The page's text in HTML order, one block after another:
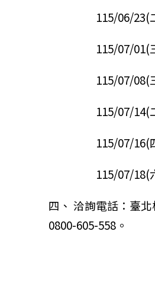
115/06/23(
115/07/01(
115/07/08(
115/07/14(
115/07/16(
115/07/18(
四、 洽詢電話：臺
0800-605-558。